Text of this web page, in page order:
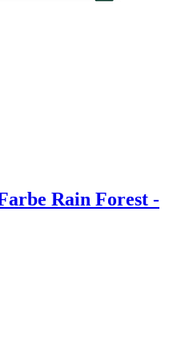
Rain Forest -